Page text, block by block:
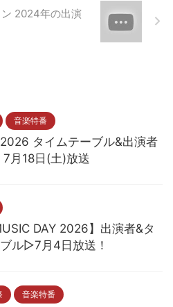
ン 2024年の出演
音楽特番
タイムテーブル&出演者
7月18日(土)放送
DAY 2026】出演者&タ
ル▷7月4日放送！
音楽特番